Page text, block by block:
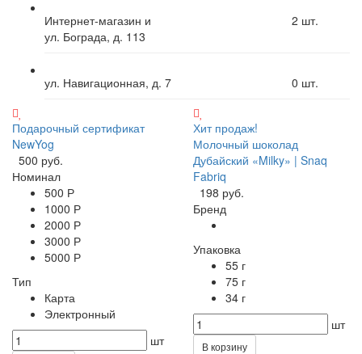
Интернет-магазин и
ул. Бограда, д. 113
2 шт.
ул. Навигационная, д. 7 0 шт.
Подарочный сертификат
NewYog
500 руб.
Номинал
500 Р
1000 Р
2000 Р
3000 Р
5000 Р
Тип
Карта
Электронный
шт
Хит продаж!
Молочный шоколад
Дубайский «Milky» | Snaq
Fabriq
198 руб.
Бренд
Упаковка
55 г
75 г
34 г
шт
В корзину